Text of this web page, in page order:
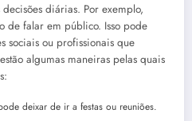
diárias. Por exemplo,
de falar em público. Isso pode
sociais ou profissionais que
algumas maneiras pelas quais
deixar de ir a festas ou reuniões.